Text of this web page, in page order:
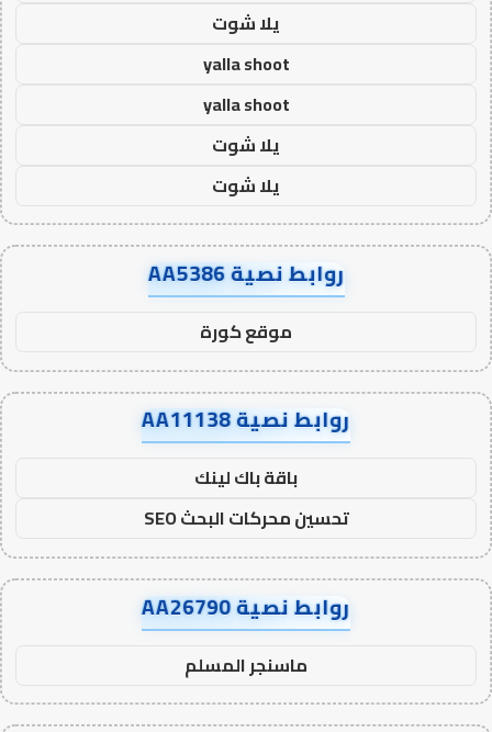
يلا شوت
yalla shoot
yalla shoot
يلا شوت
يلا شوت
روابط نصية AA5386
موقع كورة
روابط نصية AA11138
باقة باك لينك
تحسين محركات البحث SEO
روابط نصية AA26790
ماسنجر المسلم